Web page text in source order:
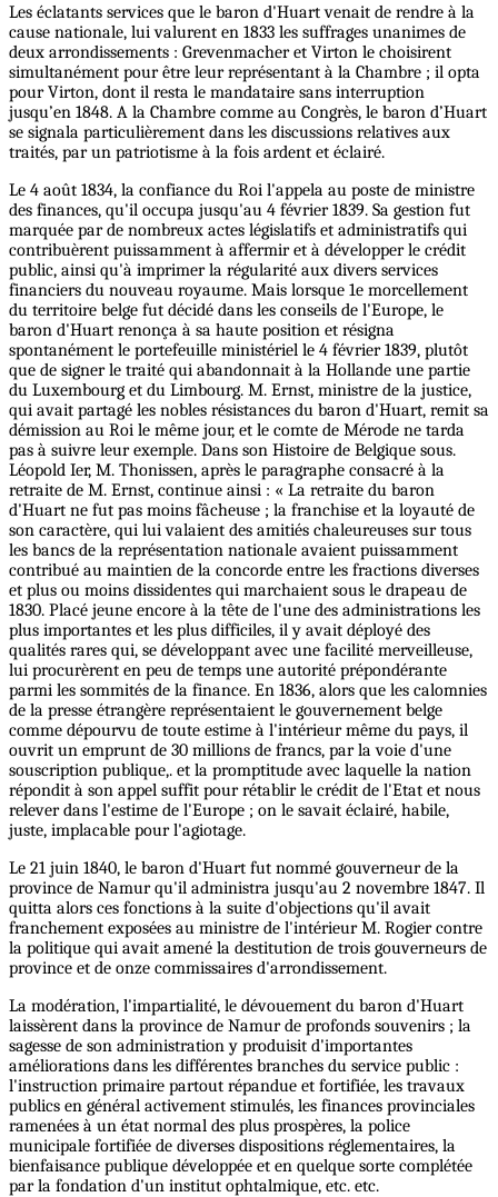
Les éclatants services que le baron d'Huart venait de rendre à la
cause nationale, lui valurent en 1833 les suffrages unanimes de
deux arrondissements : Grevenmacher et Virton le choisirent
simultanément pour être leur représentant à la Chambre ; il opta
pour Virton, dont il resta le mandataire sans interruption
jusqu’en 1848. A la Chambre comme au Congrès, le baron d’Huart
se signala particulièrement dans les discussions relatives aux
traités, par un patriotisme à la fois ardent et éclairé.
Le 4 août 1834, la confiance du Roi l'appela au poste de ministre
des finances, qu'il occupa jusqu'au 4 février 1839. Sa gestion fut
marquée par de nombreux actes législatifs et administratifs qui
contribuèrent puissamment à affermir et à développer le crédit
public, ainsi qu'à imprimer la régularité aux divers services
financiers du nouveau royaume. Mais lorsque 1e morcellement
du territoire belge fut décidé dans les conseils de l'Europe, le
baron d'Huart renonça à sa haute position et résigna
spontanément le portefeuille ministériel le 4 février 1839, plutôt
que de signer le traité qui abandonnait à la Hollande une partie
du Luxembourg et du Limbourg. M. Ernst, ministre de la justice,
qui avait partagé les nobles résistances du baron d'Huart, remit sa
démission au Roi le même jour, et le comte de Mérode ne tarda
pas à suivre leur exemple. Dans son Histoire de Belgique sous.
Léopold Ier, M. Thonissen, après le paragraphe consacré à la
retraite de M. Ernst, continue ainsi : « La retraite du baron
d'Huart ne fut pas moins fâcheuse ; la franchise et la loyauté de
son caractère, qui lui valaient des amitiés chaleureuses sur tous
les bancs de la représentation nationale avaient puissamment
contribué au maintien de la concorde entre les fractions diverses
et plus ou moins dissidentes qui marchaient sous le drapeau de
1830. Placé jeune encore à la tête de l'une des administrations les
plus importantes et les plus difficiles, il y avait déployé des
qualités rares qui, se développant avec une facilité merveilleuse,
lui procurèrent en peu de temps une autorité prépondérante
parmi les sommités de la finance. En 1836, alors que les calomnies
de la presse étrangère représentaient le gouvernement belge
comme dépourvu de toute estime à l'intérieur même du pays, il
ouvrit un emprunt de 30 millions de francs, par la voie d'une
souscription publique,. et la promptitude avec laquelle la nation
répondit à son appel suffit pour rétablir le crédit de l'Etat et nous
relever dans l'estime de l'Europe ; on le savait éclairé, habile,
juste, implacable pour l'agiotage.
Le 21 juin 1840, le baron d'Huart fut nommé gouverneur de la
province de Namur qu'il administra jusqu'au 2 novembre 1847. Il
quitta alors ces fonctions à la suite d'objections qu'il avait
franchement exposées au ministre de l'intérieur M. Rogier contre
la politique qui avait amené la destitution de trois gouverneurs de
province et de onze commissaires d'arrondissement.
La modération, l'impartialité, le dévouement du baron d'Huart
laissèrent dans la province de Namur de profonds souvenirs ; la
sagesse de son administration y produisit d'importantes
améliorations dans les différentes branches du service public :
l'instruction primaire partout répandue et fortifiée, les travaux
publics en général activement stimulés, les finances provinciales
ramenées à un état normal des plus prospères, la police
municipale fortifiée de diverses dispositions réglementaires, la
bienfaisance publique développée et en quelque sorte complétée
par la fondation d'un institut ophtalmique, etc. etc.